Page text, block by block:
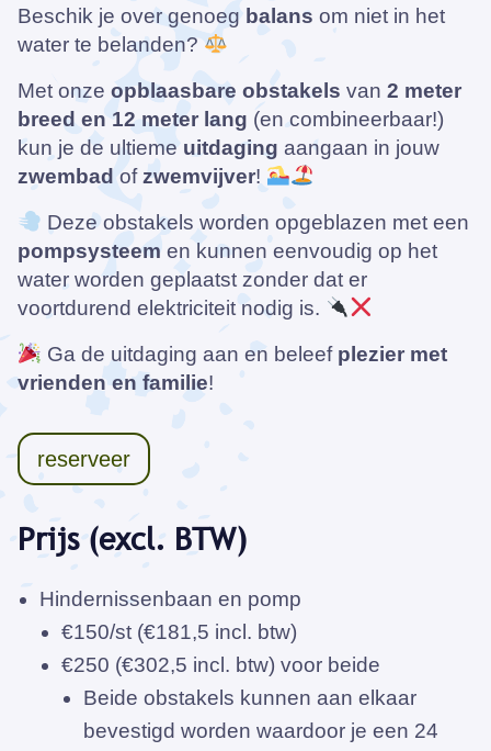
Beschik je over genoeg balans om niet in het
water te belanden?
Met onze opblaasbare obstakels van 2 meter
breed en 12 meter lang (en combineerbaar!)
kun je de ultieme uitdaging aangaan in jouw
zwembad ofzwemvijver!
Deze obstakels worden opgeblazen met een
pompsysteem en kunnen eenvoudig op het
water worden geplaatst zonder dat er
voortdurend elektriciteit nodig is.
Ga de uitdaging aan en beleef plezier met
vrienden en familie!
reserveer
Prijs (excl. BTW)
Hindernissenbaan en pomp
€150/st (€181,5 incl. btw)
€250 (€302,5 incl. btw) voor beide
Beide obstakels kunnen aan elkaar
bevestigd worden waardoor je een 24